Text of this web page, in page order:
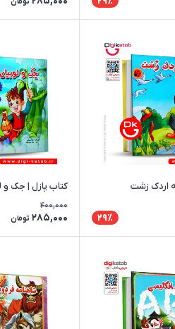
اردک زشت
29٪
کتاب پازل | جک و
400,000
285,000 تومان